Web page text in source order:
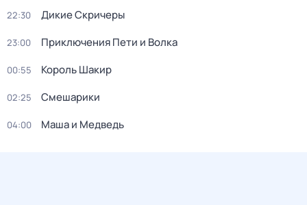
22:30 Дикие Скричеры
23:00 Приключения Пети и Волка
00:55 Король Шакир
02:25 Смешарики
04:00 Маша и Медведь